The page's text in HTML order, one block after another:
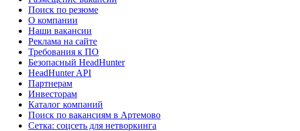
Поиск по резюме
О компании
Наши вакансии
Реклама на сайте
Требования к ПО
Безопасный HeadHunter
HeadHunter API
Партнерам
Инвесторам
Каталог компаний
Поиск по вакансиям в Артемово
Сетка: соцсеть для нетворкинга